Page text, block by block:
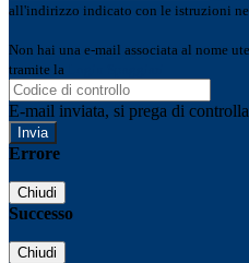
all'indirizzo indicato con le istruzioni
Non hai una e-mail associata al nome
tramite la
E-mail inviata, si prega di
Errore
Chiudi
Successo
Chiudi